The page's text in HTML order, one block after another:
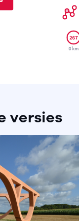
0 km
versies